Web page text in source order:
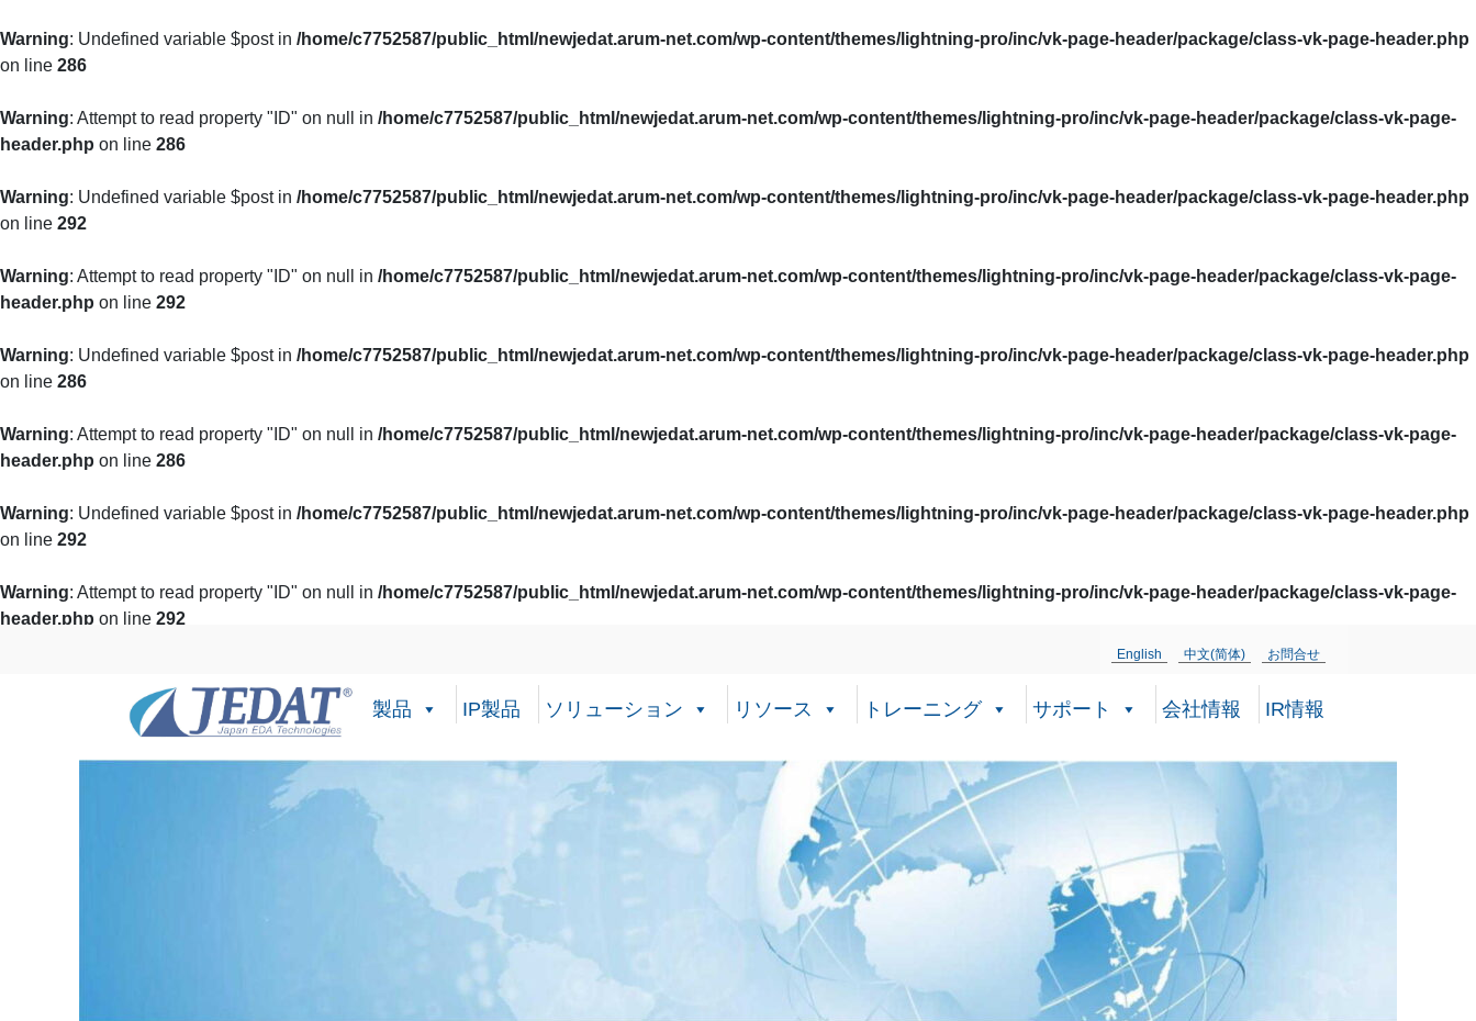
Warning: Undefined variable $post in /home/c7752587/public_html/newjedat.arum-net.com/wp-content/themes/lightning-pro/inc/vk-page-header/package/class-vk-page-header.php
on line 286
Warning: Attempt to read property "ID" on null in /home/c7752587/public_html/newjedat.arum-net.com/wp-content/themes/lightning-pro/inc/vk-page-header/package/class-vk-page-
header.php on line 286
Warning: Undefined variable $post in /home/c7752587/public_html/newjedat.arum-net.com/wp-content/themes/lightning-pro/inc/vk-page-header/package/class-vk-page-header.php
on line 292
Warning: Attempt to read property "ID" on null in /home/c7752587/public_html/newjedat.arum-net.com/wp-content/themes/lightning-pro/inc/vk-page-header/package/class-vk-page-
header.php on line 292
Warning: Undefined variable $post in /home/c7752587/public_html/newjedat.arum-net.com/wp-content/themes/lightning-pro/inc/vk-page-header/package/class-vk-page-header.php
on line 286
Warning: Attempt to read property "ID" on null in /home/c7752587/public_html/newjedat.arum-net.com/wp-content/themes/lightning-pro/inc/vk-page-header/package/class-vk-page-
header.php on line 286
Warning: Undefined variable $post in /home/c7752587/public_html/newjedat.arum-net.com/wp-content/themes/lightning-pro/inc/vk-page-header/package/class-vk-page-header.php
on line 292
Warning: Attempt to read property "ID" on null in /home/c7752587/public_html/newjedat.arum-net.com/wp-content/themes/lightning-pro/inc/vk-page-header/package/class-vk-page-
header.php on line 292
English 中文(简体) お問合せ
製品 IP製品 ソリューション リソース トレーニング サポート 会社情報 IR情報